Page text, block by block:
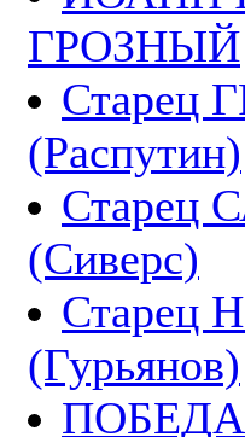
ГРОЗНЫЙ
Старец
(Распутин)
Старец
(Сиверс)
Старец
(Гурьянов)